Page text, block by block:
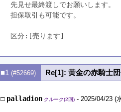
先見せ最終渡しでお願いします。
担保取引も可能です。
区分:[売ります]
■1 (#52669) Re[1]: 黄金の赤騎士
□ palladion クルーク(2回) - 2025/04/23 (